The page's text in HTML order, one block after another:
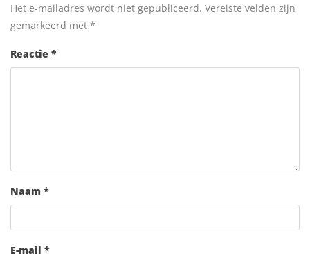
Het e-mailadres wordt niet gepubliceerd. Vereiste velden zijn
gemarkeerd met *
Reactie *
Naam *
E-mail *